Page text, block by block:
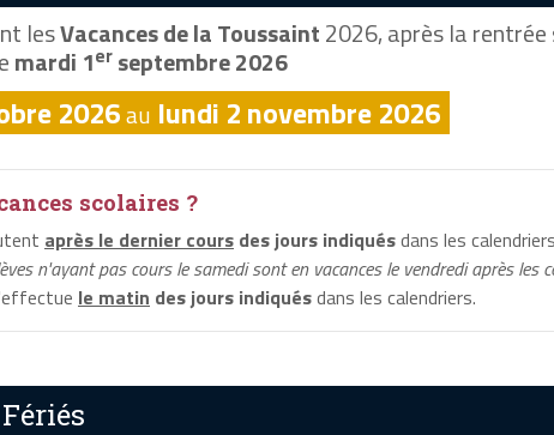
lesVacances de la Toussaint2026, après la
mardi 1erseptembre 2026
2026au lundi 2 novembre 2026
scolaires ?
après le dernier cours des jours indiquésdans les
n'ayant pas cours le samedi sont en vacances le vendredi après les
le matin des jours indiquésdans les calendriers.